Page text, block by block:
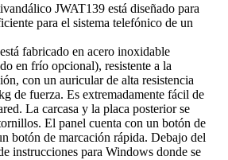
JWAT139 está diseñado para
para el sistema telefónico de un
fabricado en acero inoxidable
en frío opcional), resistente a la
con un auricular de alta resistencia
de fuerza. Es extremadamente fácil de
La carcasa y la placa posterior se
El panel cuenta con un botón de
botón de marcación rápida. Debajo del
instrucciones para Windows donde se